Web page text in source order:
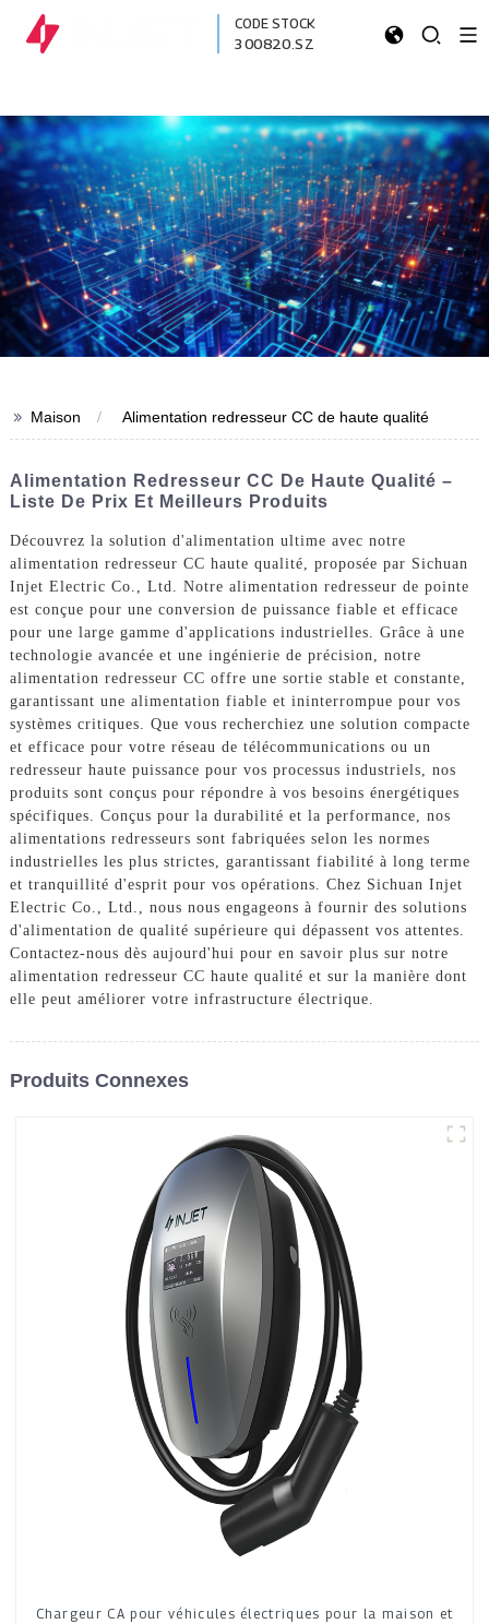
CODE STOCK
300820.SZ
>> Maison Alimentation redresseur CC de haute qualité
Alimentation Redresseur CC De Haute Qualité –
Liste De Prix Et Meilleurs Produits
Découvrez la solution d'alimentation ultime avec notre
alimentation redresseur CC haute qualité, proposée par Sichuan
Injet Electric Co., Ltd. Notre alimentation redresseur de pointe
est conçue pour une conversion de puissance fiable et efficace
pour une large gamme d'applications industrielles. Grâce à une
technologie avancée et une ingénierie de précision, notre
alimentation redresseur CC offre une sortie stable et constante,
garantissant une alimentation fiable et ininterrompue pour vos
systèmes critiques. Que vous recherchiez une solution compacte
et efficace pour votre réseau de télécommunications ou un
redresseur haute puissance pour vos processus industriels, nos
produits sont conçus pour répondre à vos besoins énergétiques
spécifiques. Conçus pour la durabilité et la performance, nos
alimentations redresseurs sont fabriquées selon les normes
industrielles les plus strictes, garantissant fiabilité à long terme
et tranquillité d'esprit pour vos opérations. Chez Sichuan Injet
Electric Co., Ltd., nous nous engageons à fournir des solutions
d'alimentation de qualité supérieure qui dépassent vos attentes.
Contactez-nous dès aujourd'hui pour en savoir plus sur notre
alimentation redresseur CC haute qualité et sur la manière dont
elle peut améliorer votre infrastructure électrique.
Produits Connexes
Chargeur CA pour véhicules électriques pour la maison et